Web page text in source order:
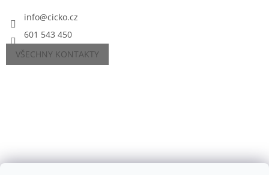
info@cicko.cz
601 543 450
VŠECHNY KONTAKTY